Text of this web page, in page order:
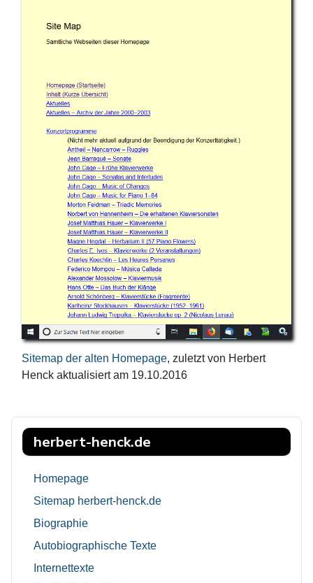
Sitemap der alten Homepage, zuletzt von Herbert
Henck aktualisiert am 19.10.2016
herbert-henck.de
Homepage
Sitemap herbert-henck.de
Biographie
Autobiographische Texte
Internettexte